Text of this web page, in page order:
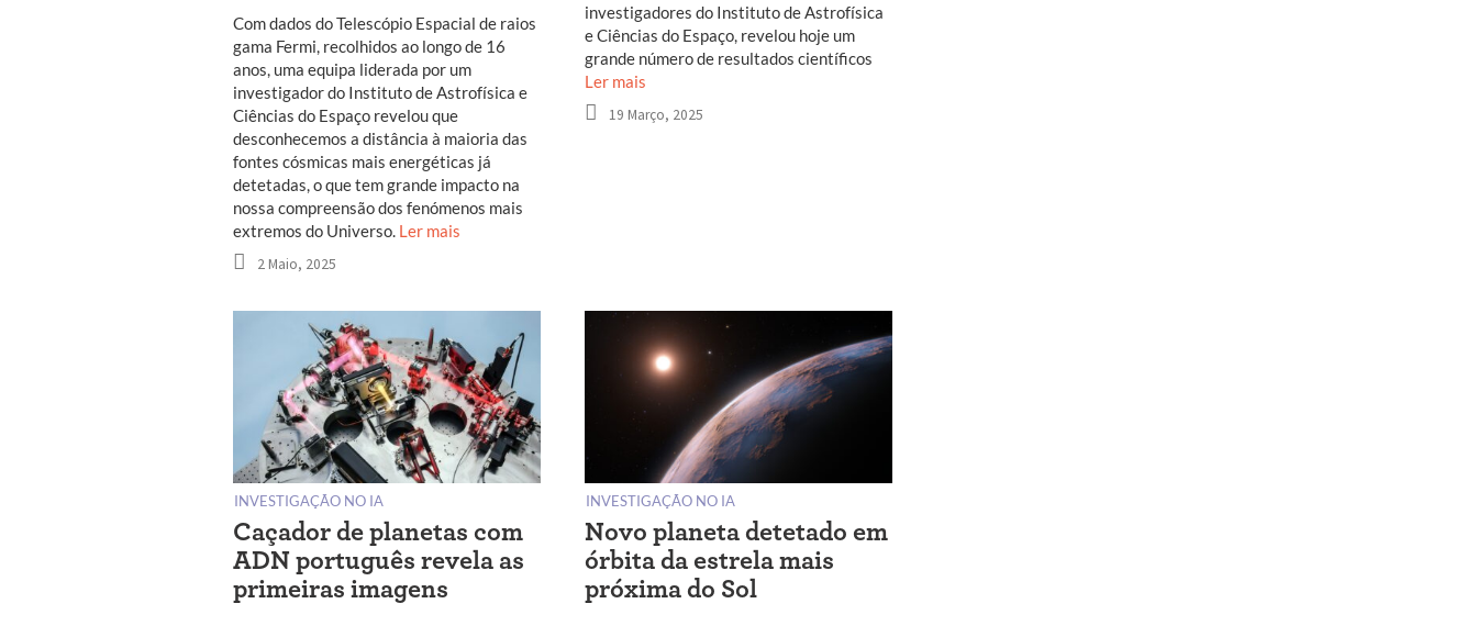
Com dados do Telescópio Espacial de raios
gama Fermi, recolhidos ao longo de 16
anos, uma equipa liderada por um
investigador do Instituto de Astrofísica e
Ciências do Espaço revelou que
desconhecemos a distância à maioria das
fontes cósmicas mais energéticas já
detetadas, o que tem grande impacto na
nossa compreensão dos fenómenos mais
extremos do Universo. Ler mais
2 Maio, 2025
investigadores do Instituto de Astrofísica
e Ciências do Espaço, revelou hoje um
grande número de resultados científicos
Ler mais
19 Março, 2025
INVESTIGAÇÃO NO IA
Caçador de planetas com
ADN português revela as
primeiras imagens
INVESTIGAÇÃO NO IA
Novo planeta detetado em
órbita da estrela mais
próxima do Sol